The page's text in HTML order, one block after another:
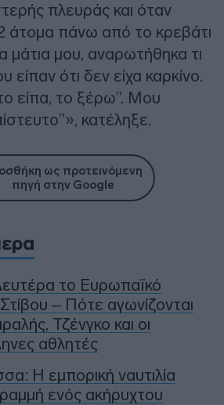
πλευράς και όταν
άτομα πάνω από το κρεβάτι
μάτια μου, αναρωτήθηκα τι
είπαν ότι δεν είχα καρκίνο.
είπα, το ξέρω”. Μου
κατέληξε.
ως προτεινόμενη
πηγή στην Google
το Ευρωπαϊκό
– Πότε αγωνίζονται
Τζένγκο και οι
αθλητές
Η εμπορική ναυτιλία
ενός ακήρυχτου